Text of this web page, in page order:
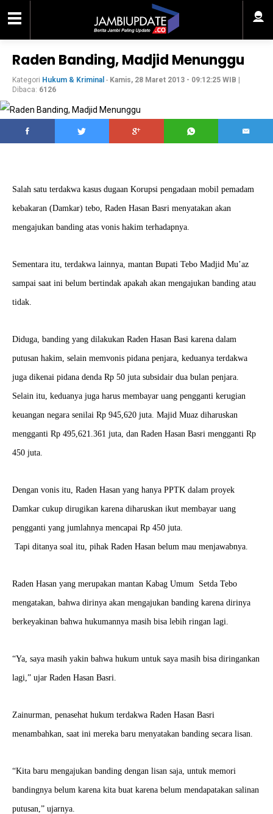
Raden Banding, Madjid Menunggu
Kategori Hukum & Kriminal - Kamis, 28 Maret 2013 - 09:12:25 WIB
Dibaca: 6126
Salah satu terdakwa kasus dugaan Korupsi pengadaan mobil pemadam
kebakaran (Damkar) tebo, Raden Hasan Basri menyatakan akan
mengajukan banding atas vonis hakim terhadapnya.
Sementara itu, terdakwa lainnya, mantan Bupati Tebo Madjid Mu’az
sampai saat ini belum bertindak apakah akan mengajukan banding atau
tidak.
Diduga, banding yang dilakukan Raden Hasan Basi karena dalam
putusan hakim, selain memvonis pidana penjara, keduanya terdakwa
juga dikenai pidana denda Rp 50 juta subsidair dua bulan penjara.
Selain itu, keduanya juga harus membayar uang pengganti kerugian
keuangan negara senilai Rp 945,620 juta. Majid Muaz diharuskan
mengganti Rp 495,621.361 juta, dan Raden Hasan Basri mengganti Rp
450 juta.
Dengan vonis itu, Raden Hasan yang hanya PPTK dalam proyek
Damkar cukup dirugikan karena diharuskan ikut membayar uang
pengganti yang jumlahnya mencapai Rp 450 juta.
Tapi ditanya soal itu, pihak Raden Hasan belum mau menjawabnya.
Raden Hasan yang merupakan mantan Kabag Umum Setda Tebo
mengatakan, bahwa dirinya akan mengajukan banding karena dirinya
berkeyakinan bahwa hukumannya masih bisa lebih ringan lagi.
“Ya, saya masih yakin bahwa hukum untuk saya masih bisa diringankan
lagi,” ujar Raden Hasan Basri.
Zainurman, penasehat hukum terdakwa Raden Hasan Basri
menambahkan, saat ini mereka baru menyatakan banding secara lisan.
“Kita baru mengajukan banding dengan lisan saja, untuk memori
bandingnya belum karena kita buat karena belum mendapatakan salinan
putusan,” ujarnya.